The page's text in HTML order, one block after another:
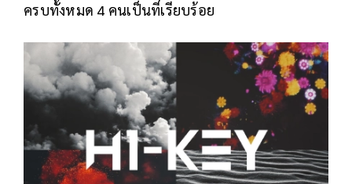
ครบทั้งหมด 4 คนเป็นที่เรียบร้อย